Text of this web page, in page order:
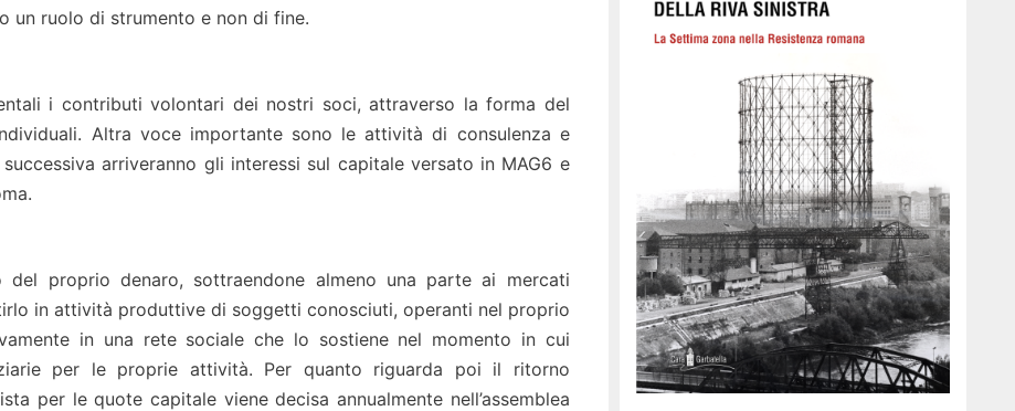
un ruolo di strumento e non di fine.
i contributi volontari dei nostri soci, attraverso la forma del
Altra voce importante sono le attività di consulenza e
arriveranno gli interessi sul capitale versato in MAG6 e
del proprio denaro, sottraendone almeno una parte ai mercati
in attività produttive di soggetti conosciuti, operanti nel proprio
in una rete sociale che lo sostiene nel momento in cui
per le proprie attività. Per quanto riguarda poi il ritorno
per le quote capitale viene decisa annualmente nell’assemblea